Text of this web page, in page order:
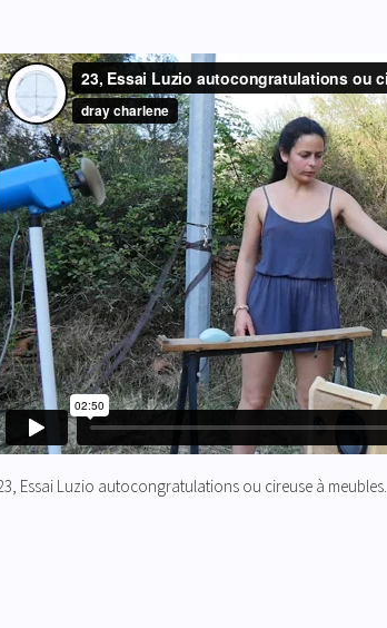
Essai Luzio autocongratulations ou cireuse à meubles.